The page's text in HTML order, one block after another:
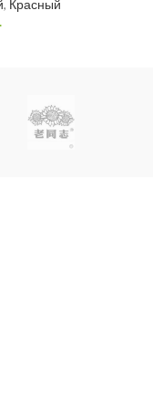
|*Каждый
, Красный